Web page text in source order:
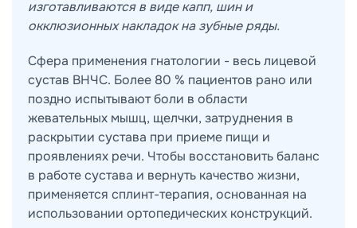
изготавливаются в виде капп, шин и
окклюзионных накладок на зубные ряды.
Сфера применения гнатологии - весь лицевой
сустав ВНЧС. Более 80 % пациентов рано или
поздно испытывают боли в области
жевательных мышц, щелчки, затруднения в
раскрытии сустава при приеме пищи и
проявлениях речи. Чтобы восстановить баланс
в работе сустава и вернуть качество жизни,
применяется сплинт-терапия, основанная на
использовании ортопедических конструкций.